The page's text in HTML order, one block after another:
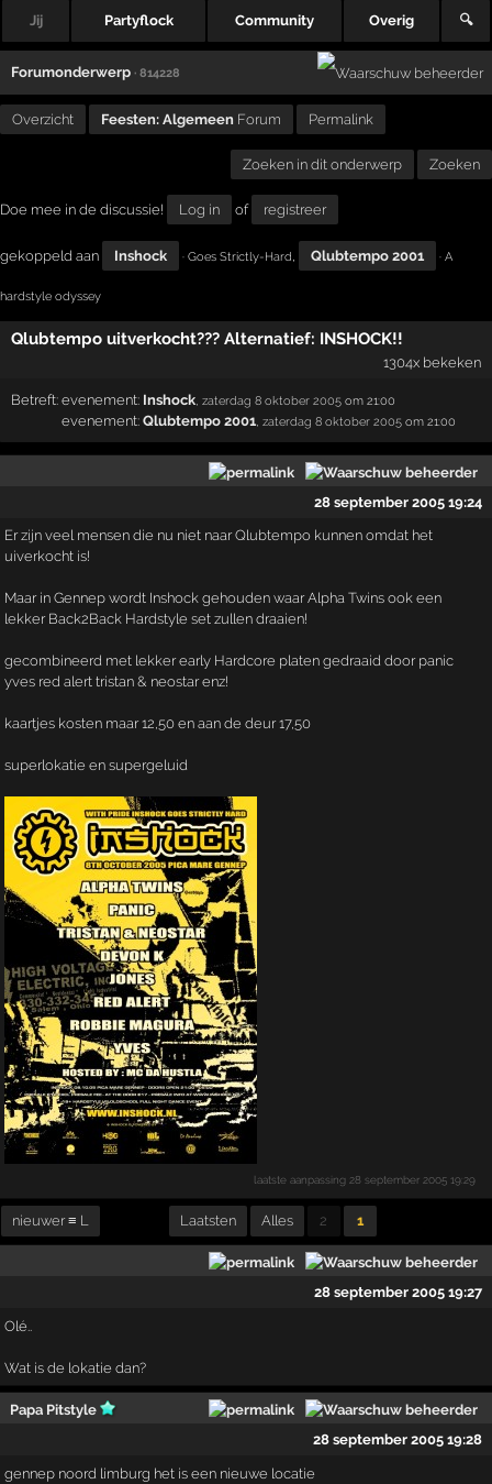
Jij Partyflock Community Overig 🔍
Forumonderwerp · 814228
Overzicht Feesten: Algemeen Forum Permalink
Zoeken in dit onderwerp Zoeken
Doe mee in de discussie! Log in of registreer
gekoppeld aan Inshock · Goes Strictly-Hard Qlubtempo 2001 · A
hardstyle odyssey
Qlubtempo uitverkocht??? Alternatief: INSHOCK!!
1304x bekeken
Betreft:evenement: Inshock ,zaterdag 8 oktober 2005 om 21:00
evenement:Qlubtempo 2001 ,zaterdag 8 oktober 2005 om 21:00
28 september 2005 19:24
Er zijn veel mensen die nu niet naar Qlubtempo kunnen omdat het
uiverkocht is!
Maar in Gennep wordt Inshock gehouden waar Alpha Twins ook een
lekker Back2Back Hardstyle set zullen draaien!
gecombineerd met lekker early Hardcore platen gedraaid door panic
yves red alert tristan & neostar enz!
kaartjes kosten maar 12,50 en aan de deur 17,50
superlokatie en supergeluid
laatste aanpassing 28 september 2005 19:29
nieuwer ≡ L Laatsten Alles 2 1
28 september 2005 19:27
Olé..
Wat is de lokatie dan?
Papa Pitstyle
28 september 2005 19:28
gennep noord limburg het is een nieuwe locatie